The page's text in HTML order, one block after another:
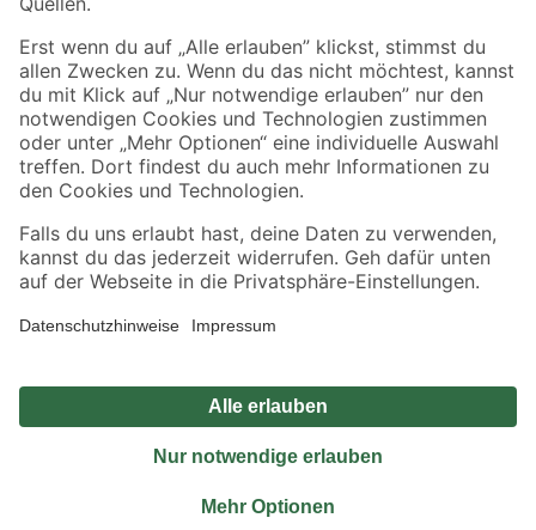
Sicher einkaufen
Jetzt die toom-App herunterladen
Alle Preisangaben in EUR inkl. gesetzl. MwSt.. Die dargestellten Angebote sind unter
Umständen nicht in allen Märkten verfügbar. Die angegebenen Verfügbarkeiten beziehen
Produkte nur solange der Vorrat reicht.
*Paketversand ab 59 € versandkostenfrei, gilt nicht für Artikel mit Speditionsversand, hier
Privatsphäre Impressum
Nutzungsbedingungen
Widerrufsrecht
Vertrag widerrufen
© 2026 toom Baumarkt GmbH